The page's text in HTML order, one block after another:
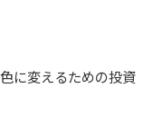
に変えるための投資